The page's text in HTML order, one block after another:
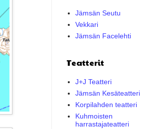
Jämsän Seutu
Vekkari
Jämsän Facelehti
Teatterit
J+J Teatteri
Jämsän Kesäteatteri
Korpilahden teatteri
Kuhmoisten
harrastajateatteri